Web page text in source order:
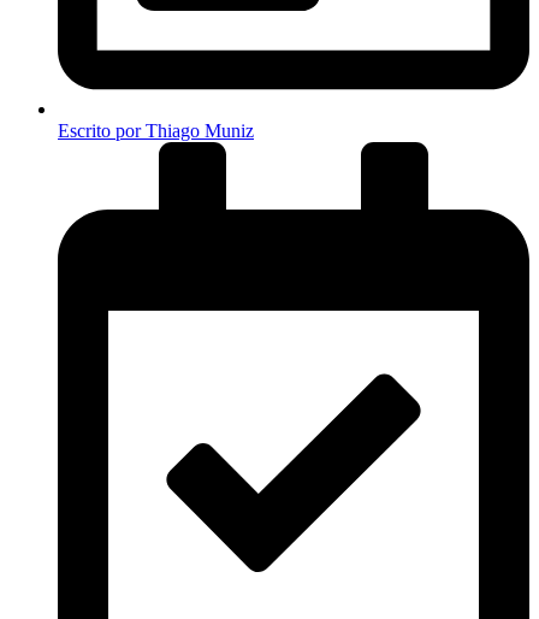
Escrito porThiago Muniz